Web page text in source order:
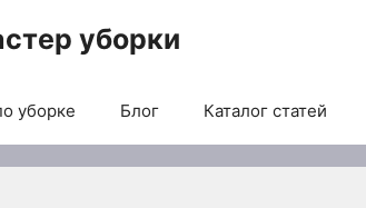
уборки
уборке Блог Каталог статей